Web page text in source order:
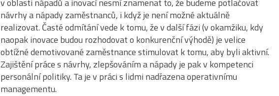
návrhy a nápady zaměstnanců, i když je není možné aktuálně
realizovat. Časté odmítání vede k tomu, že v další fázi (v okamžiku, kdy
naopak inovace budou rozhodovat o konkurenční výhodě) je velice
obtížné demotivované zaměstnance stimulovat k tomu, aby byli aktivní.
Zajištění práce s návrhy, zlepšováním a nápady je pak v kompetenci
personální politiky. Ta je v práci s lidmi nadřazena operativnímu
managementu.